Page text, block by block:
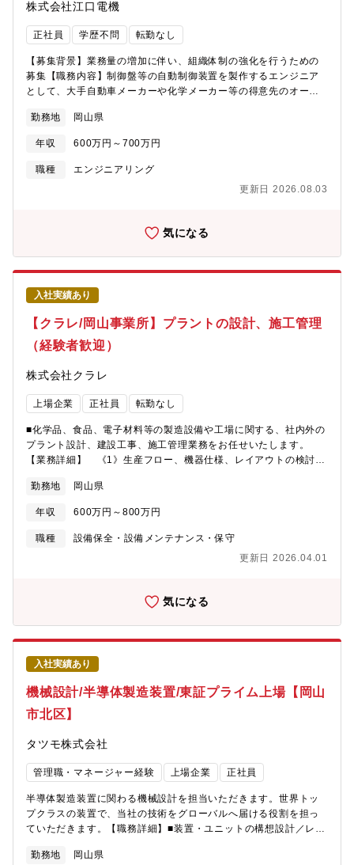
株式会社江口電機
正社員 学歴不問 転勤なし
【募集背景】業務量の増加に伴い、組織体制の強化を行うための
募集【職務内容】制御盤等の自動制御装置を製作するエンジニア
として、大手自動車メーカーや化学メーカー等の得意先のオーダ
立ち合いをお願いします。《具体的な業務内容》■制御盤のハード
設計、ソフト設計■クライアントと仕様についての打ち合わせ■制
御盤の組立、配線、現場据付■納品先で制御盤の運転設定、試験運
転の立ち会い■不具合発生時の原因究明、クライアント報告※入社
的には本社工場での就業がメインとなりますが、クライアントの
の出張が発生します。出張期間は平均1週間程度（最小2日～最大2
週間、数年に1度ほどで1カ月のものあり）※OJT・メンターはも
ちろん、メーカーなどの外部研修を積極的に実施しています。
《入社後の流れ》まずは先輩社員の業務補佐からスタートして頂
きます。入社5年でようやく1人前と考えておりますので、一定時
間がかかることを前提に技術指導していきます。実際、機電系以
外の経歴でご入社いただき、活躍している社員もおりますので、
ご安心ください。【部署構成】設計担当：9名※40代のベテラン社
員数名のほか、新卒入社者を含めた20代の若手メンバーが中心と
勤務地 岡山県
年収 600万円～700万円
職種
エンジニアリング
更新日 2026.08.03
気になる
入社実績あり
【クラレ/岡山事業所】プラントの設計、施工管理
（経験者歓迎）
株式会社クラレ
上場企業 正社員 転勤なし
■化学品、食品、電子材料等の製造設備や工場に関する、社内外の
プラント設計、建設工事、施工管理業務をお任せいたします。
【業務詳細】 《1》生産フロー、機器仕様、レイアウトの検討、
おける工程、品質、安全管理 《4》プロジェクトの工程管理、予
算管理 等※設計～施工までチームで一貫して対応します。※案
件によっては出張、現場単位での短期派遣の可能性があります。
※入社と同時にクラレエンジニアリング（株）へ出向となります
について】・岡山で設計業務を行い、施工時には現場へ出張し、
以上の派遣に従事頂きます＜派遣中の給付＞・派遣給付 ・帰宅
勤務地 岡山県
年収 600万円～800万円
職種
設備保全・設備メンテナンス・保守
更新日 2026.04.01
気になる
入社実績あり
機械設計/半導体製造装置/東証プライム上場【岡山
市北区】
タツモ株式会社
管理職・マネージャー経験 上場企業 正社員
半導体製造装置に関わる機械設計を担当いただきます。世界トッ
プクラスの装置で、当社の技術をグローバルへ届ける役割を担っ
ていただきます。【職務詳細】■装置・ユニットの構想設計／レイ
存装置の性能向上・信頼性向上・原価低減のリデザイン、新規装
勤務地 岡山県